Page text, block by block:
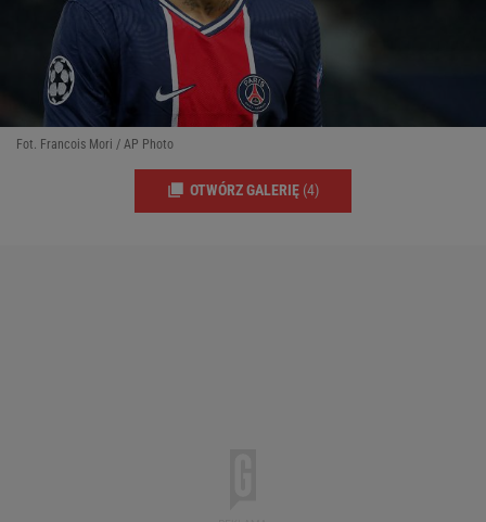
Fot. Francois Mori / AP Photo
OTWÓRZ GALERIĘ (4)